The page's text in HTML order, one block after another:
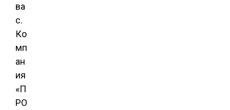
ва
с.
Ко
мп
ан
ия
«П
РО